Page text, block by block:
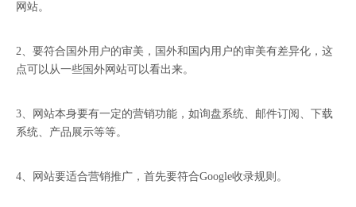
网站。
2、要符合国外用户的审美，国外和国内用户的审美有差异化，这
点可以从一些国外网站可以看出来。
3、网站本身要有一定的营销功能，如询盘系统、邮件订阅、下载
系统、产品展示等等。
4、网站要适合营销推广，首先要符合Google收录规则。